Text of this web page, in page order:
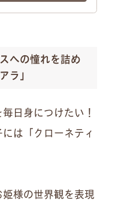
への憧れを詰め
ラ」
日身につけたい！
は「クローネティ
様の世界観を表現